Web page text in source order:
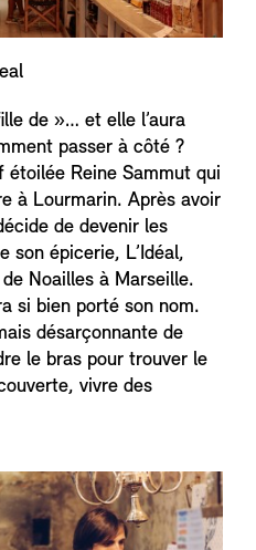
de »… et elle l’aura
passer à côté ?
Reine Sammut qui
à Lourmarin. Après avoir
de devenir les
son épicerie, L’Idéal,
Noailles à Marseille.
si bien porté son nom.
désarçonnante de
le bras pour trouver le
vivre des